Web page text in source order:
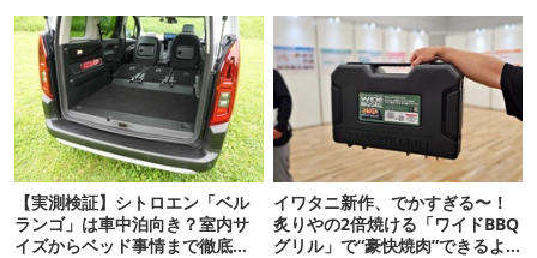
【実測検証】シトロエン「ベル
ランゴ」は車中泊向き？室内サ
イズからベッド事情まで徹底レ
イワタニ新作、でかすぎる〜！
炙りやの2倍焼ける「ワイドBBQ
グリル」で“豪快焼肉”できるよ